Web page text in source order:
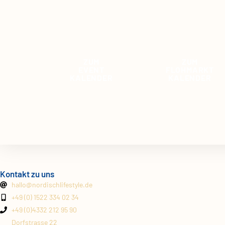
Kontakt zu uns
hallo@nordischlifestyle.de
+49 (0) 1522 334 02 34
+49 (0)4332 212 95 90
Dorfstrasse 22